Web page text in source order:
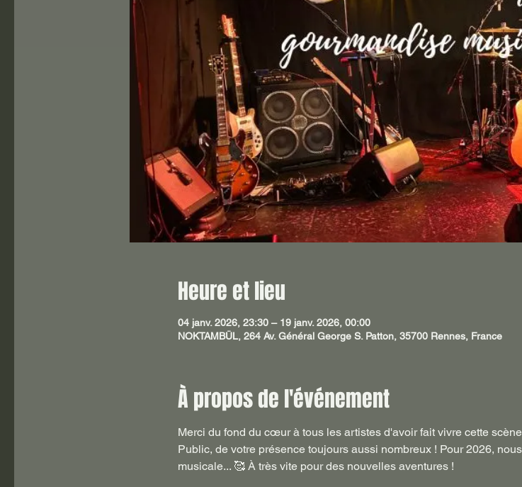
Heure et lieu
04 janv. 2026, 23:30 – 19 janv. 2026, 00:00
NOKTAMBÜL, 264 Av. Général George S. Patton, 35700 Rennes, France
À propos de l'événement
Merci du fond du cœur à tous les artistes d'avoir fait vivre cette
Public, de votre présence toujours aussi nombreux ! Pour 2026,
musicale... 🥰 À très vite pour des nouvelles aventures !